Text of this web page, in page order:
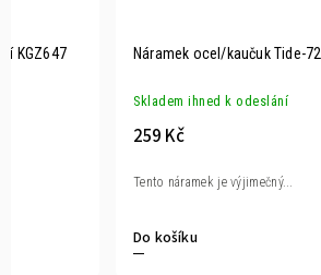
KGZ647 Náramek ocel/kaučuk Tide-72
Skladem ihned k odeslání
259 Kč
Do košíku
Tento náramek je výjimečný...